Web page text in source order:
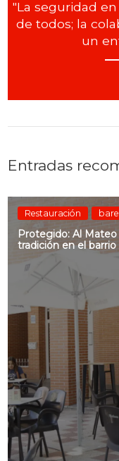
"La seguridad
de todos; la
un
Entradas
Restauración
Protegido: Al Mateo
tradición en el barrio